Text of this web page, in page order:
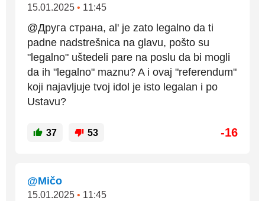
15.01.2025 • 11:45
@Друга страна, al' je zato legalno da ti
padne nadstrešnica na glavu, pošto su
"legalno" uštedeli pare na poslu da bi mogli
da ih "legalno" maznu? A i ovaj "referendum"
koji najavljuje tvoj idol je isto legalan i po
Ustavu?
37 53 -16
@Mičo
15.01.2025 • 11:45